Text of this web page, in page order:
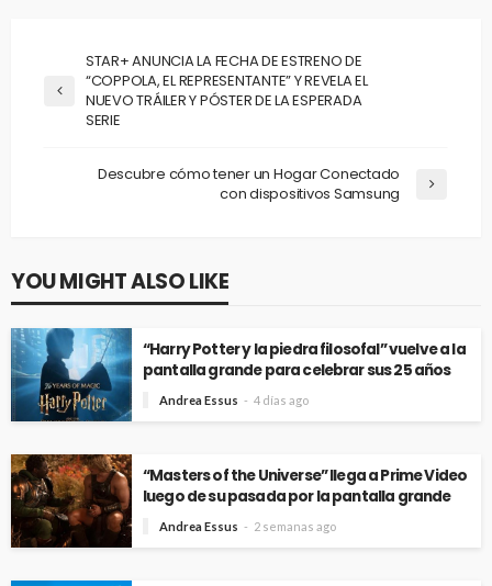
STAR+ ANUNCIA LA FECHA DE ESTRENO DE
“COPPOLA, EL REPRESENTANTE” Y REVELA EL
NUEVO TRÁILER Y PÓSTER DE LA ESPERADA
SERIE
Descubre cómo tener un Hogar Conectado
con dispositivos Samsung
YOU MIGHT ALSO LIKE
“Harry Potter y la piedra filosofal” vuelve a la
pantalla grande para celebrar sus 25 años
Andrea Essus 4 días ago
“Masters of the Universe” llega a Prime Video
luego de su pasada por la pantalla grande
Andrea Essus 2 semanas ago